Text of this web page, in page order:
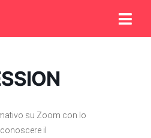
su Zoom con lo
il